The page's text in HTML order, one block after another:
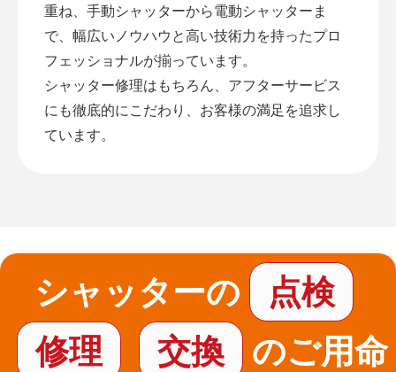
重ね、手動シャッターから電動シャッターま
で、幅広いノウハウと高い技術力を持ったプロ
フェッショナルが揃っています。
シャッター修理はもちろん、アフターサービス
にも徹底的にこだわり、お客様の満足を追求し
ています。
シャッターの
点検
修理
交換
のご用命